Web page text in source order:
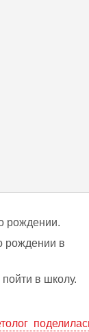
рождении.
рождении в
в школу.